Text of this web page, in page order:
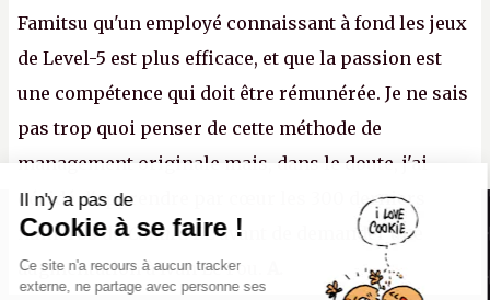
Famitsu qu'un employé connaissant à fond les jeux
de Level-5 est plus efficace, et que la passion est
une compétence qui doit être rémunérée. Je ne sais
pas trop quoi penser de cette méthode de
management originale mais, dans le doute, j'ai
décidé d'apprendre par cœur les 300 derniers
numéros deCanard PCavant de demander une
augmentation à Ivan Le Fou.
Canard PC
Kiosque numérique
Boutique
Il n'y a pas de
Cookie à se faire !
Ce site n'a recours à aucun tracker
externe, ne partage avec personne ses